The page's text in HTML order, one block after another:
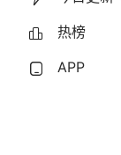
热榜
APP